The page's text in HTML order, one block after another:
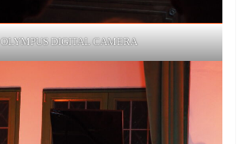
OLYMPUS DIGITAL CAMERA